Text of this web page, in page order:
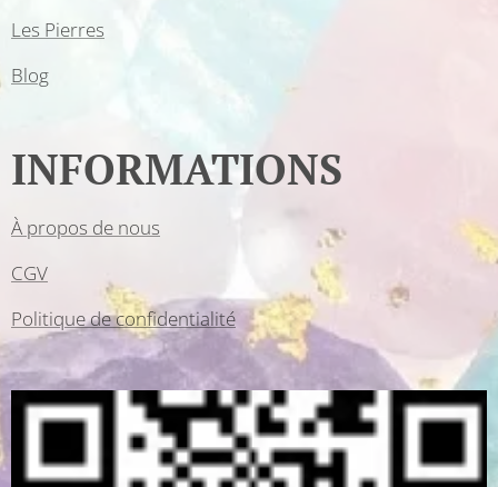
Les Pierres
Blog
INFORMATIONS
À propos de nous
CGV
Politique de confidentialité